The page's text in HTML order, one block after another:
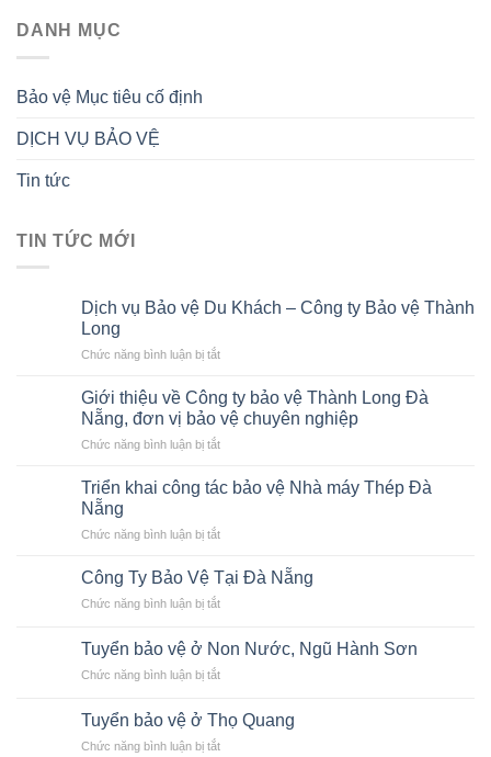
DANH MỤC
Bảo vệ Mục tiêu cố định
DỊCH VỤ BẢO VỆ
Tin tức
TIN TỨC MỚI
Dịch vụ Bảo vệ Du Khách – Công ty Bảo vệ Thành
Long
Chức năng bình luận bị tắtở
Bảo
vệ
Du
–
Bảo
Thành
Giới thiệu về Công ty bảo vệ Thành Long Đà
Nẵng, đơn vị bảo vệ chuyên nghiệp
Chức năng bình luận bị tắtở
thiệu
ty
vệ
Long
Nẵng,
vệ
chuyên
Triển khai công tác bảo vệ Nhà máy Thép Đà
Nẵng
Chức năng bình luận bị tắtở
khai
công
tác
vệ
máy
Đà
Công Ty Bảo Vệ Tại Đà Nẵng
Chức năng bình luận bị tắtở
Bảo
Vệ
Đà
Nẵng
Tuyển bảo vệ ở Non Nước, Ngũ Hành Sơn
Chức năng bình luận bị tắtở
bảo
vệ
ở
Tuyển bảo vệ ở Thọ Quang
Chức năng bình luận bị tắtở